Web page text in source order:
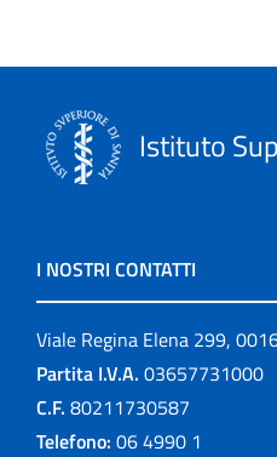
Istituto
I NOSTRI CONTATTI
Viale Regina Elena 299,
Partita I.V.A. 03657731000
C.F. 80211730587
Telefono: 06 4990 1